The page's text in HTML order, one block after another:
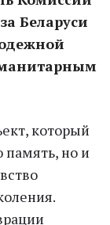
Беларуси
который
память, но и